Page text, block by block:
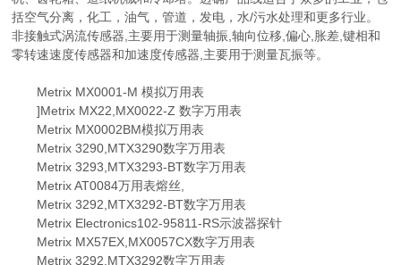
括空气分离，化工，油气，管道，发电，水/污水处理和更多行业。
非接触式涡流传感器,主要用于测量轴振,轴向位移,偏心,胀差,键相和
零转速速度传感器和加速度传感器,主要用于测量瓦振等。
Metrix MX0001-M 模拟万用表
]Metrix MX22,MX0022-Z 数字万用表
Metrix MX0002BM模拟万用表
Metrix 3290,MTX3290数字万用表
Metrix 3293,MTX3293-BT数字万用表
Metrix AT0084万用表熔丝,
Metrix 3292,MTX3292-BT数字万用表
Metrix Electronics102-95811-RS示波器探针
Metrix MX57EX,MX0057CX数字万用表
Metrix 3292,MTX3292数字万用表